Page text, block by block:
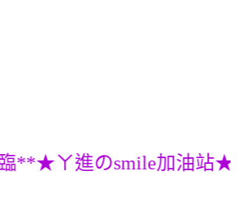
ㄚ進のsmile加油站★ ღ♡